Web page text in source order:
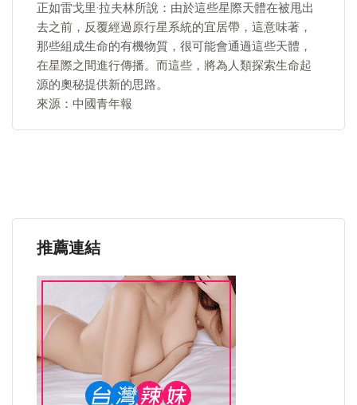
正如雷戈里·拉夫林所說：由於這些星際天體在被甩出
去之前，反覆經過原行星系統的宜居帶，這意味著，
那些組成生命的有機物質，很可能會通過這些天體，
在星際之間進行傳播。而這些，將為人類探索生命起
源的奧秘提供新的思路。
來源：中國青年報
推薦連結